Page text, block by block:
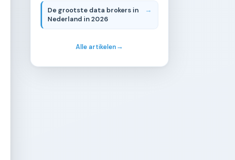
De grootste data brokers in
Nederland in 2026
Alle artikelen